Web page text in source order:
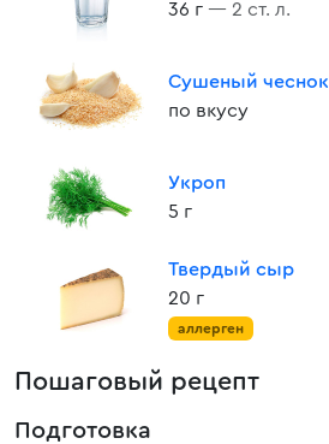
36 г — 2 ст. л.
Сушеный чеснок
по вкусу
Укроп
5 г
Твердый сыр
20 г
аллерген
Пошаговый рецепт
Подготовка